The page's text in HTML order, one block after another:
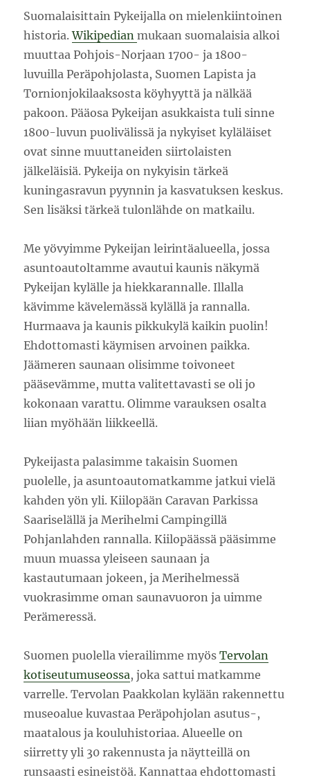
Suomalaisittain Pykeijalla on mielenkiintoinen
historia.Wikipedianmukaan suomalaisia alkoi
muuttaa Pohjois-Norjaan 1700- ja 1800-
luvuilla Peräpohjolasta, Suomen Lapista ja
Tornionjokilaaksosta köyhyyttä ja nälkää
pakoon. Pääosa Pykeijan asukkaista tuli sinne
1800-luvun puolivälissä ja nykyiset kyläläiset
ovat sinne muuttaneiden siirtolaisten
jälkeläisiä. Pykeija on nykyisin tärkeä
kuningasravun pyynnin ja kasvatuksen keskus.
Sen lisäksi tärkeä tulonlähde on matkailu.
Me yövyimme Pykeijan leirintäalueella, jossa
asuntoautoltamme avautui kaunis näkymä
Pykeijan kylälle ja hiekkarannalle. Illalla
kävimme kävelemässä kylällä ja rannalla.
Hurmaava ja kaunis pikkukylä kaikin puolin!
Ehdottomasti käymisen arvoinen paikka.
Jäämeren saunaan olisimme toivoneet
pääsevämme, mutta valitettavasti se oli jo
kokonaan varattu. Olimme varauksen osalta
liian myöhään liikkeellä.
Pykeijasta palasimme takaisin Suomen
puolelle, ja asuntoautomatkamme jatkui vielä
kahden yön yli. Kiilopään Caravan Parkissa
Saariselällä ja Merihelmi Campingillä
Pohjanlahden rannalla. Kiilopäässä pääsimme
muun muassa yleiseen saunaan ja
kastautumaan jokeen, ja Merihelmessä
vuokrasimme oman saunavuoron ja uimme
Perämeressä.
Suomen puolella vierailimme myösTervolan
kotiseutumuseossa, joka sattui matkamme
varrelle. Tervolan Paakkolan kylään rakennettu
museoalue kuvastaa Peräpohjolan asutus-,
maatalous ja kouluhistoriaa. Alueelle on
siirretty yli 30 rakennusta ja näytteillä on
runsaasti esineistöä. Kannattaa ehdottomasti